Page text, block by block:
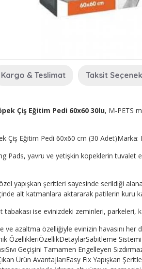
Kargo & Teslimat Taksit
Çiş Eğitim Pedi 60x60 30lu, M-PETS
Çiş Eğitim Pedi 60x60 cm (30
Pads, yavru ve yetişkin köpeklerin
yapışkan şeritleri sayesinde serildiği
alt katmanlara aktararak patilerin kuru
tabakası ise evinizdeki zeminleri, parkeleri,
ve azaltma özelliğiyle evinizin havasını
ÖzellikleriÖzellikDetaylarSabitleme
Geçişini Tamamen Engelleyen
Ürün AvantajlarıEasy Fix Yapışkan